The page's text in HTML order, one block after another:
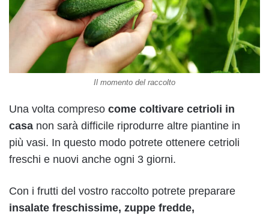
Il momento del raccolto
Una volta compreso come coltivare cetrioli in
casa non sarà difficile riprodurre altre piantine in
più vasi. In questo modo potrete ottenere cetrioli
freschi e nuovi anche ogni 3 giorni.
Con i frutti del vostro raccolto potrete preparare
insalate freschissime, zuppe fredde,